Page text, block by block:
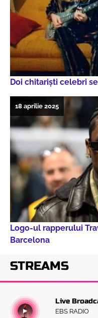
Doi chitarişti celebri
Logo-ul rapperului
Barcelona
18 aprilie 2025
STREAMS
Live
EBS RADIO